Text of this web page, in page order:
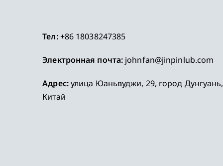
Тел:+86 18038247385
Электронная почта: johnfan@jinpinlub.com
Адрес:улица Юаньвуджи, 29, город Дунгуань,
Китай